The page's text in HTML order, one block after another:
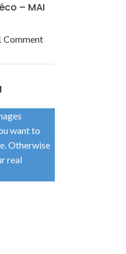
– MAI
Comment
want to
Otherwise
real